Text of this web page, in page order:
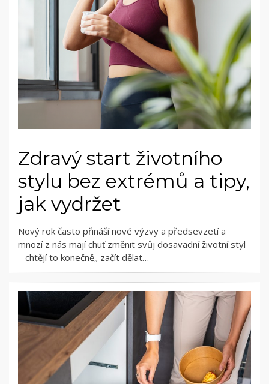
Zdravý start životního
stylu bez extrémů a tipy,
jak vydržet
Nový rok často přináší nové výzvy a předsevzetí a
mnozí z nás mají chuť změnit svůj dosavadní životní styl
– chtějí to konečně„ začít dělat…